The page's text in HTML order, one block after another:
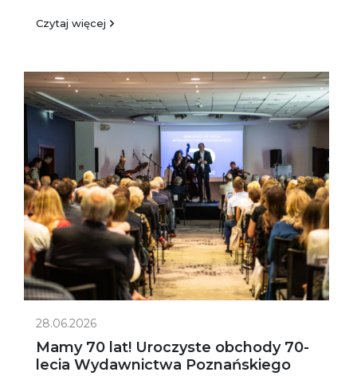
Czytaj więcej
28.06.2026
Mamy 70 lat! Uroczyste obchody 70-
lecia Wydawnictwa Poznańskiego